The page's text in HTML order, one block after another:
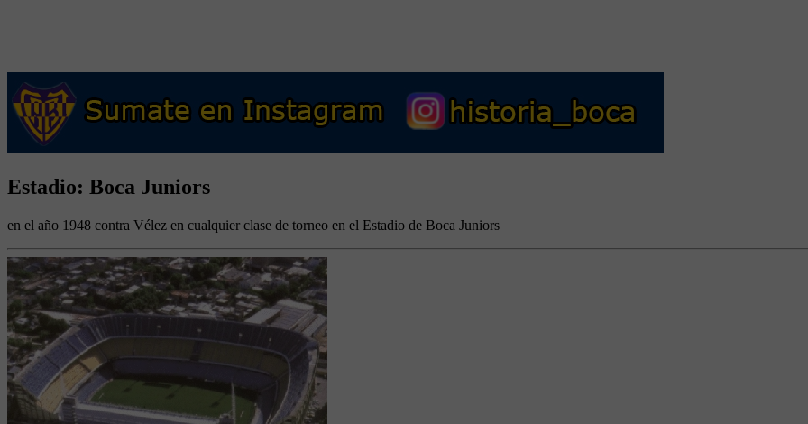
Estadio: Boca Juniors
en el año 1948 contra Vélez en cualquier clase de torneo en el Estadio de Boca Juniors